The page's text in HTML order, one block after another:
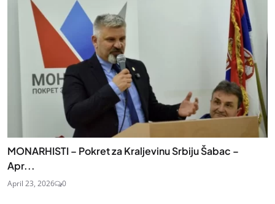
MONARHISTI – Pokret za Kraljevinu Srbiju Šabac –
Apr...
April 23, 2026 0